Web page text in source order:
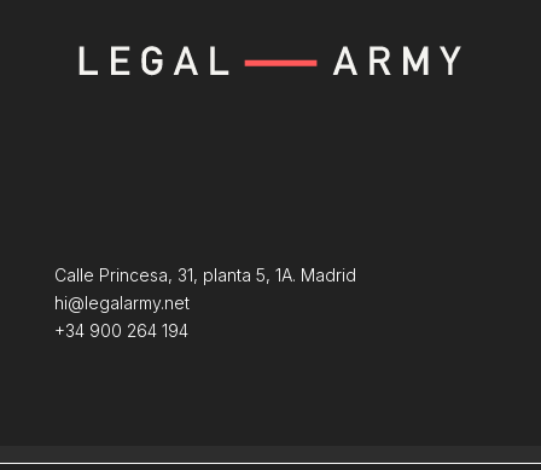
Calle Princesa, 31, planta 5, 1A. Madrid
hi@legalarmy.net
+34 900 264 194